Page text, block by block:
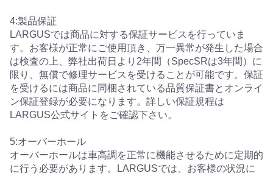
4:製品保証
LARGUSでは商品に対する保証サービスを行っていま
す。お客様が正常にご使用頂き、万一異常が発生した場合
は検査の上、弊社出荷日より2年間（SpecSRは3年間）に
限り、無償で修理サービスを受けることが可能です。保証
を受けるには商品に同梱されている品質保証書とオンライ
ン保証登録が必要になります。詳しい保証規程は
LARGUS公式サイトをご確認下さい。
5:オーバーホール
オーバーホールは車高調を正常に機能させるために定期的
に行う必要があります。LARGUSでは、お客様の状況に